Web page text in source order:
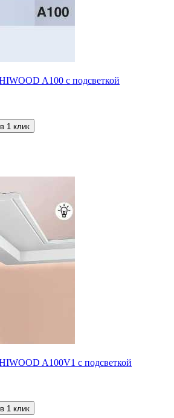
A100 с подсветкой
1 клик
A100V1 с подсветкой
1 клик